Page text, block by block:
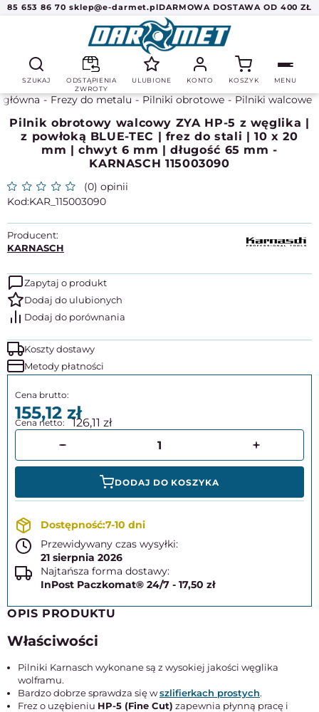
85 653 86 70 sklep@e-darmet.plDARMOWA DOSTAWA OD 400 ZŁ
SZUKAJ
ODSTĄPIENIA
ZWROTY
ULUBIONE KONTO KOSZYK MENU
Frezy do metalu Pilniki obrotowe Pilniki walcowe
Pilnik obrotowy walcowy ZYA HP-5 z węglika |
z powłoką BLUE-TEC | frez do stali | 10 x 20
mm | chwyt 6 mm | długość 65 mm -
KARNASCH 115003090
(0) opinii
KAR_115003090
Producent:
KARNASCH
Zapytaj o produkt
Koszty dostawy
Metody płatności
155,12 126,11
DODAJ DO KOSZYKA
7-10 dni
Przewidywany czas wysyłki:
21 sierpnia 2026
Najtańsza forma dostawy:
InPost Paczkomat® 24/7 - 17,50 zł
OPIS PRODUKTU
Właściwości
Pilniki Karnasch wykonane są z wysokiej jakości węglika
wolframu.
Bardzo dobrze sprawdza się wszlifierkach prostych.
Frez o uzębieniu HP-5 (Fine Cut) zapewnia płynną pracę i